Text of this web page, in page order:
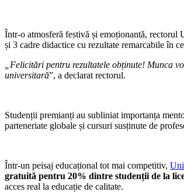
Într-o atmosferă festivă și emoționantă, rectorul
și 3 cadre didactice cu rezultate remarcabile în
„Felicitări pentru rezultatele obținute! Munca
universitară”, a declarat rectorul.
Studenții premianți au subliniat importanța
parteneriate globale și cursuri susținute de
Într-un peisaj educațional tot mai competitiv,
gratuită pentru 20% dintre studenții de la
acces real la educație de calitate.